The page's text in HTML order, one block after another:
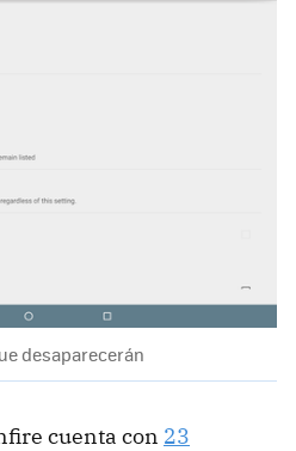
desaparecerán
cuenta con 23